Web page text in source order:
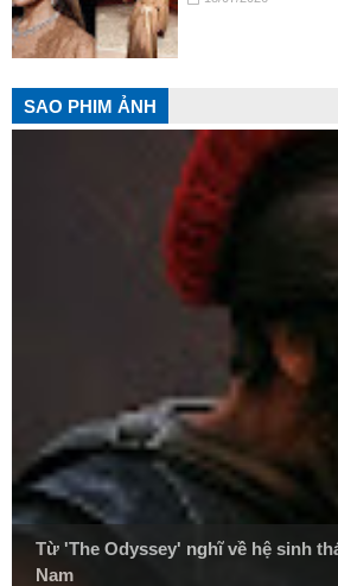
SAO PHIM ẢNH
Từ 'The Odyssey' nghĩ về hệ sinh
Nam